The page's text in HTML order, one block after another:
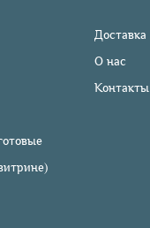
Доставка
О нас
Контакты